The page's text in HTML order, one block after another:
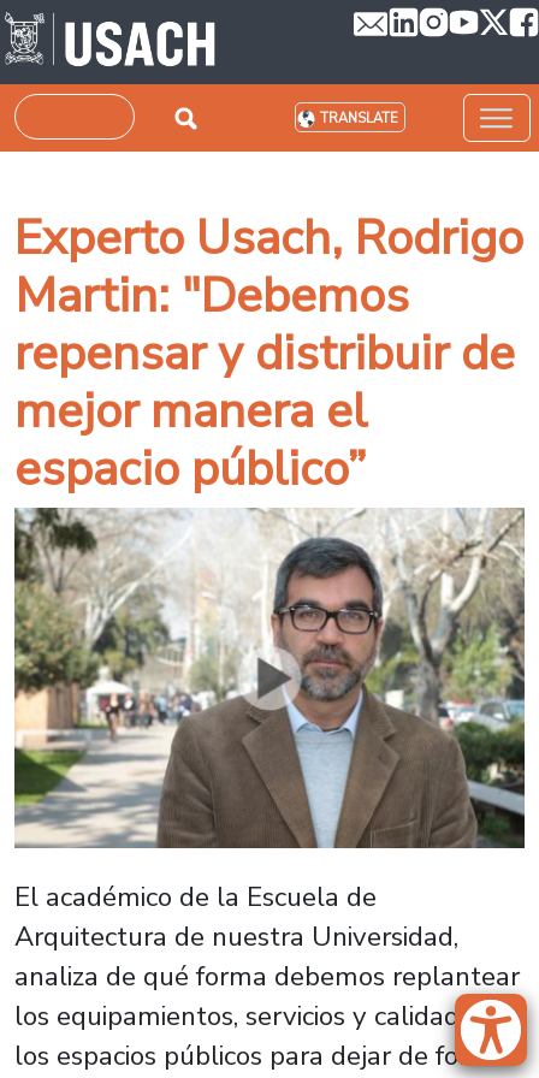
Skip to main content
Search TRANSLATE
Experto Usach, Rodrigo
Martin: "Debemos
repensar y distribuir de
mejor manera el
espacio público”
El académico de la Escuela de
Arquitectura de nuestra Universidad,
analiza de qué forma debemos replantear
los equipamientos, servicios y calidad de
los espacios públicos para dejar de formar